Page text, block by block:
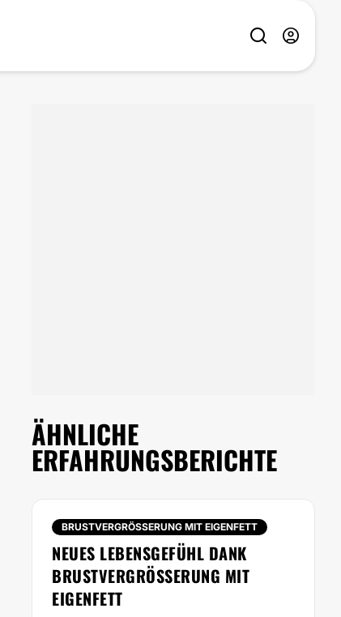
ÄHNLICHE
ERFAHRUNGSBERICHTE
BRUSTVERGRÖSSERUNG MIT EIGENFETT
NEUES LEBENSGEFÜHL DANK
BRUSTVERGRÖSSERUNG MIT E
IGENFETT